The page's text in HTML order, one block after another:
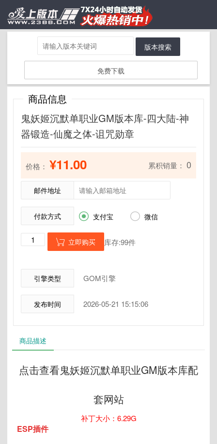
版本搜索
免费下载
商品信息
鬼妖姬沉默单职业GM版本库-四大陆-神
器锻造-仙魔之体-诅咒勋章
价格： ¥11.00 累积销量： 0
邮件地址
付款方式  支付宝  微信
 立即购买 库存:99件
引擎类型 GOM引擎
发布时间 2026-05-21 15:15:06
商品描述
点击查看鬼妖姬沉默单职业GM版本库配
套网站
补丁大小：6.29G
ESP插件